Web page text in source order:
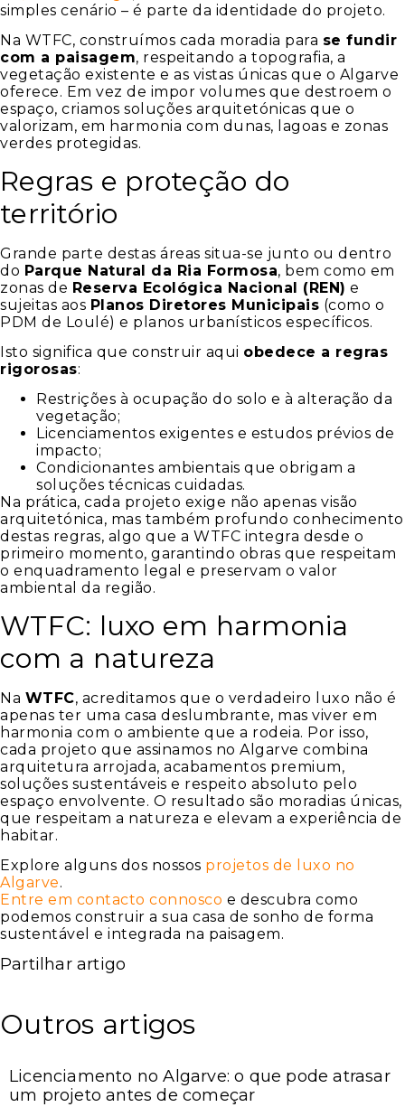
simples cenário – é parte da identidade do projeto.
Na WTFC, construímos cada moradia para se fundir
com a paisagem, respeitando a topografia, a
vegetação existente e as vistas únicas que o Algarve
oferece. Em vez de impor volumes que destroem o
espaço, criamos soluções arquitetónicas que o
valorizam, em harmonia com dunas, lagoas e zonas
verdes protegidas.
Regras e proteção do
território
Grande parte destas áreas situa-se junto ou dentro
do Parque Natural da Ria Formosa, bem como em
zonas de Reserva Ecológica Nacional (REN) e
sujeitas aos Planos Diretores Municipais (como o
PDM de Loulé) e planos urbanísticos específicos.
Isto significa que construir aqui obedece a regras
rigorosas:
Restrições à ocupação do solo e à alteração da
vegetação;
Licenciamentos exigentes e estudos prévios de
impacto;
Condicionantes ambientais que obrigam a
soluções técnicas cuidadas.
Na prática, cada projeto exige não apenas visão
arquitetónica, mas também profundo conhecimento
destas regras, algo que a WTFC integra desde o
primeiro momento, garantindo obras que respeitam
o enquadramento legal e preservam o valor
ambiental da região.
WTFC: luxo em harmonia
com a natureza
Na WTFC, acreditamos que o verdadeiro luxo não é
apenas ter uma casa deslumbrante, mas viver em
harmonia com o ambiente que a rodeia. Por isso,
cada projeto que assinamos no Algarve combina
arquitetura arrojada, acabamentos premium,
soluções sustentáveis e respeito absoluto pelo
espaço envolvente. O resultado são moradias únicas,
que respeitam a natureza e elevam a experiência de
habitar.
Explore alguns dos nossos projetos de luxo no
Algarve.
Entre em contacto connosco e descubra como
podemos construir a sua casa de sonho de forma
sustentável e integrada na paisagem.
Partilhar artigo
Outros artigos
Licenciamento no Algarve: o que pode atrasar
um projeto antes de começar